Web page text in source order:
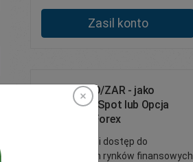
Zasil konto
Handluj NZD/ZAR - jako
Transakcja Spot lub Opcja
Waniliowa Forex
Handel FX i dostęp do
globalnych rynków finansowych